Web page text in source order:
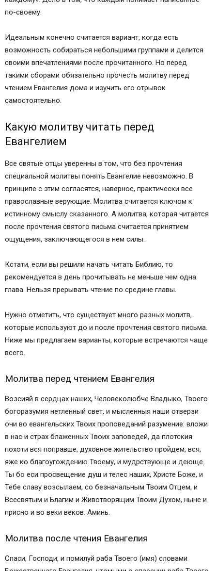
по-своему.
Идеальным конечно считается вариант, когда есть
возможность собираться небольшими группами и делится
своими впечатлениями после прочитанного. Но перед
такими сборами обязательно прочесть молитву перед
чтением Евангелия дома и изучить его отрывок
самостоятельно.
Какую молитву читать перед
Евангелием
Все святые отцы уверенны в том, что без прочтения
специальной молитвы понять Евангелие невозможно. В
принципе с этим согласятся, наверное, практически все
православные верующие. Молитва считается ключом к
истинному смыслу сказанного. А молитва, которая читается
после прочтения святого письма считается принятием
ощущения, заключающегося в нем силы.
Кстати, если вы решили начать читать Библию, то
рекомендуется в день прочитывать не меньше чем одна
глава. Нельзя прерывать чтение по средине главы.
Нужно отметить, что существует много разных молитв,
которые используют до и после прочтения святого письма.
Ниже мы предлагаем варианты, которые встречаются чаще
всего.
Молитва перед чтением Евангелия
Возсияй в сердцах наших, Человеколюбче Владыко, Твоего
богоразумия нетленный свет, и мысленныя наши отверзи
очи во евангельских Твоих проповеданий разумение: вложи
в нас и страх блаженных Твоих заповедей, да плотския
похоти вся поправше, духовное жительство пройдем, вся,
яже ко благоугождению Твоему, и мудрствующе и деюще.
Ты бо еси просвещение душ и телес наших, Христе Боже, и
Тебе славу возсылаем, со безначальным Твоим Отцем, и
Всесвятым и Благим и Животворящим Твоим Духом, ныне и
присно и во веки веков. Аминь.
Молитва после чтения Евангелия
Спаси, Господи, и помилуй раба Твоего (имя) словами